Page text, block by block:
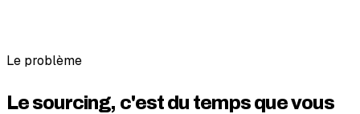
Le problème
Le sourcing, c'est du temps que vous